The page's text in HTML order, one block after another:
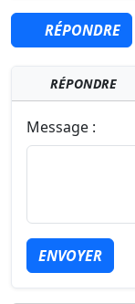
RÉPONDRE
RÉPONDRE
Message :
ENVOYER